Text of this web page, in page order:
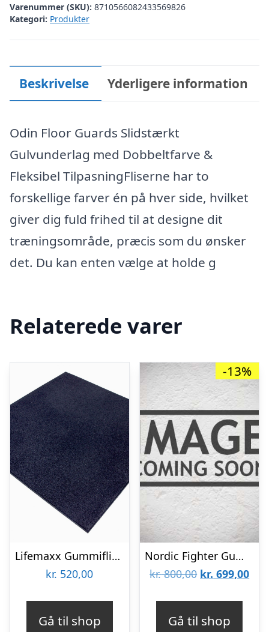
Varenummer (SKU): 8710566082433569826
Kategori: Produkter
Beskrivelse Yderligere information
Odin Floor Guards Slidstærkt
Gulvunderlag med Dobbeltfarve &
Fleksibel TilpasningFliserne har to
forskellige farver én på hver side, hvilket
giver dig fuld frihed til at designe dit
træningsområde, præcis som du ønsker
det. Du kan enten vælge at holde g
Relaterede varer
Lifemaxx Gummiflise Til Træningsgulv 100 x 100 x 2 cm
kr. 520,00
Gå til shop
-13%
Nordic Fighter Gummi Floor Guards Fitnessgulv All Black 30mm
kr.800,00 Den
kr. 699,00Den
Gå til shop